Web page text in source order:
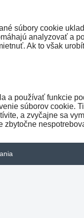
súbory cookie
analyzovať a
Ak to však
a používať funkcie
súborov cookie.
a zvyčajne sa